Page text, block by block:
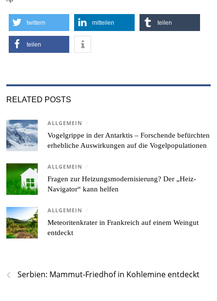
twittern mitteilen teilen
teilen
RELATED POSTS
ALLGEMEIN /
Vogelgrippe in der Antarktis – Forschende befürchten
erhebliche Auswirkungen auf die Vogelpopulationen
ALLGEMEIN /
Fragen zur Heizungsmodernisierung? Der „Heiz-
Navigator“ kann helfen
ALLGEMEIN /
Meteoritenkrater in Frankreich auf einem Weingut
entdeckt
‹ Serbien: Mammut-Friedhof in Kohlemine entdeckt